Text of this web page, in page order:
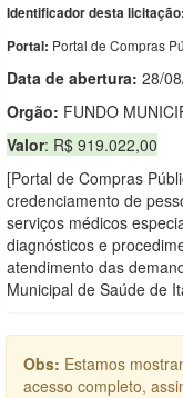
Identificador desta licitação:
Portal: Portal de Compras
Data de abertura: 28/
Orgão: FUNDO
Valor: R$ 919.022,00
[Portal de Compras
credenciamento de
serviços médicos
diagnósticos e
atendimento das
Municipal de Saúde de
Obs: Estamos
acesso completo,